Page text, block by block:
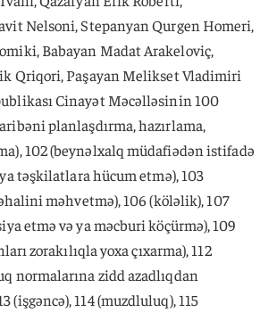
Nelsoni, Stepanyan Qurgen Homeri,
Babayan Madat Arakeloviç,
Qriqori, Paşayan Melikset Vladimiri
Cinayət Məcəlləsinin 100
planlaşdırma, hazırlama,
102 (beynəlxalq müdafiədən istifadə
təşkilatlara hücum etmə), 103
məhvetmə), 106 (köləlik), 107
etmə və ya məcburi köçürmə), 109
zorakılıqla yoxa çıxarma), 112
normalarına zidd azadlıqdan
(işgəncə), 114 (muzdluluq), 115